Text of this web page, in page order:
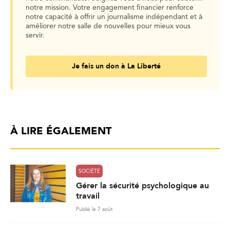
notre mission. Votre engagement financier renforce
notre capacité à offrir un journalisme indépendant et à
améliorer notre salle de nouvelles pour mieux vous
servir.
Je fais un don à La Liberté
À LIRE ÉGALEMENT
SOCIÉTÉ
Gérer la sécurité psychologique au
travail
Publié le 7 août